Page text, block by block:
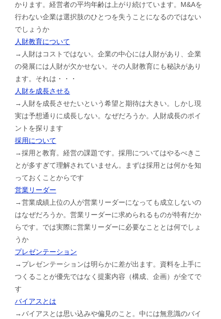
かります。経営者の平均年齢は上がり続けています。M&Aを
行わない企業は選択肢のひとつを失うことになるのではない
でしょうか
人財教育について
→人財はコストではない。企業の中心には人財があり、企業
の発展には人財が欠かせない。その人財教育にも秘訣があり
ます。それは・・・
人財を成長させる
→人財を成長させたいという希望と期待は大きい。しかし現
実は予想通りに成長しない。なぜだろうか。人財成長のポイ
ントを探ります
採用について
→採用と教育。経営の課題です。採用についてはやるべきこ
とが多すぎて理解されていません。まずは採用とは何かを知
っておくことからです
営業リーダー
→営業成績上位の人が営業リーダーになっても成立しないの
はなぜだろうか。営業リーダーに求められるものが特有だか
らです。では実際に営業リーダーに必要なこととは何でしょ
うか
プレゼンテーション
→プレゼンテーションは明らかに差が出ます。資料を上手に
つくることが優先ではなく提案内容（構成、企画）が全てで
す
バイアスとは
→バイアスとは思い込みや偏見のこと。中には無意識のバイ